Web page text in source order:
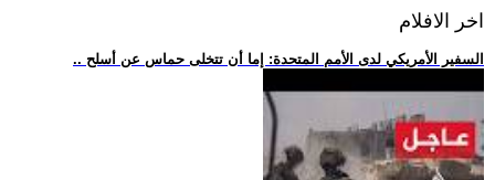
اخر الافلام
.. السفير الأمريكي لدى الأمم المتحدة: إما أن تتخلى حماس عن أسلح